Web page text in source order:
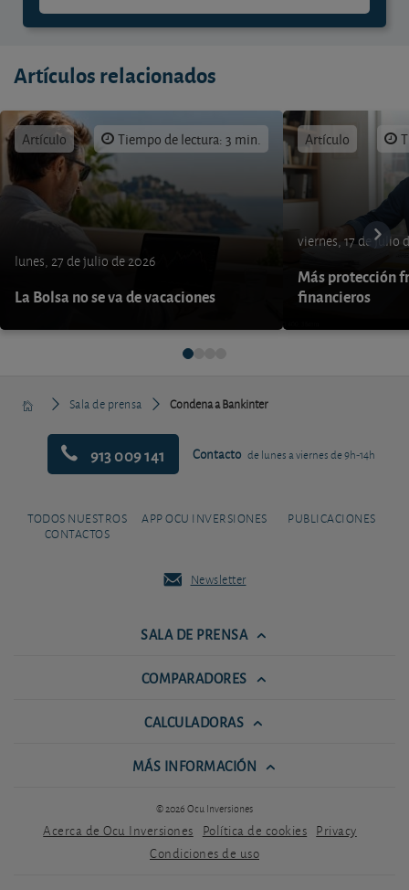
Artículos relacionados
Artículo Tiempo de lectura: 3 min.
lunes, 27 de julio de 2026
La Bolsa no se va de vacaciones
Artículo
viernes, 17 de julio
Más protección
financieros
Sala de prensa Condena a Bankinter
913 009 141 Contacto de lunes a viernes de 9h-14h
TODOS NUESTROS
CONTACTOS
APP OCU INVERSIONES PUBLICACIONES
Newsletter
SALA DE PRENSA
COMPARADORES
CALCULADORAS
MÁS INFORMACIÓN
© 2026 Ocu Inversiones
Acerca de Ocu Inversiones Política de cookies Privacy
Condiciones de uso